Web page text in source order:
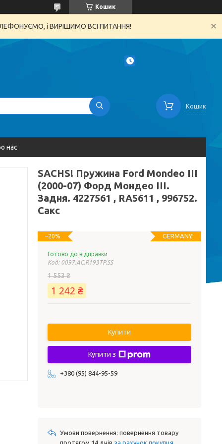
Кошик
і ВИРІШИМО ВСІ ПИТАННЯ!
Кошик
нас
SACHS! Пружина Ford Mondeo III
(2000-07) Форд Мондео III.
Задня. 4227561 , RA5611 , 996752.
Сакс
GERMANY!
–20%
Готово до відправки
Код: 0097.AC.R193TP.SS
1 553 ₴
1 242 ₴
Купити
Купити з
+380 (95) 844-95-59
повернення товару
протягом 14 днів за рахунок покупця